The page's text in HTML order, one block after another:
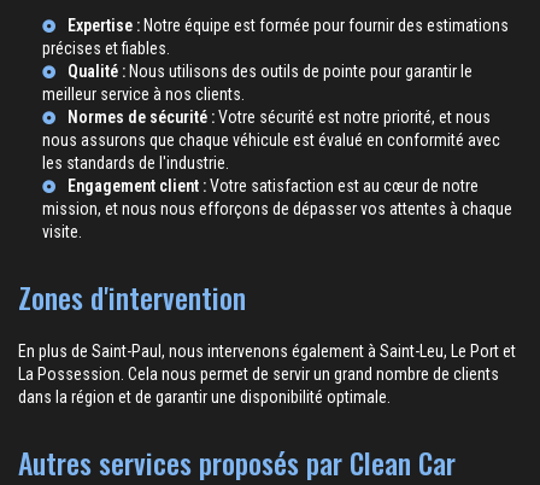
Expertise : Notre équipe est formée pour fournir des estimations
précises et fiables.
Qualité : Nous utilisons des outils de pointe pour garantir le
meilleur service à nos clients.
Normes de sécurité :Votre sécurité est notre priorité, et nous
nous assurons que chaque véhicule est évalué en conformité avec
les standards de l'industrie.
Engagement client :Votre satisfaction est au cœur de notre
mission, et nous nous efforçons de dépasser vos attentes à chaque
visite.
Zones d'intervention
En plus de Saint-Paul, nous intervenons également à Saint-Leu, Le Port et
La Possession. Cela nous permet de servir un grand nombre de clients
dans la région et de garantir une disponibilité optimale.
Autres services proposés par Clean Car